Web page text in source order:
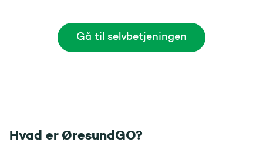
Gå til selvbetjeningen
Hvad er ØresundGO?